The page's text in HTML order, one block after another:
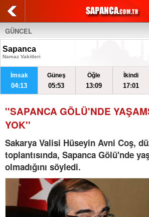
GÜNCEL
Sapanca
Namaz Vakitleri
İmsak
04:13
Güneş
05:53
Öğle
13:09
İkindi
17:01
''SAPANCA GÖLÜ'NDE
YOK''
Sakarya Valisi Hüseyin Avni Coş,
toplantısında, Sapanca Gölü'nde
olmadığını söyledi.